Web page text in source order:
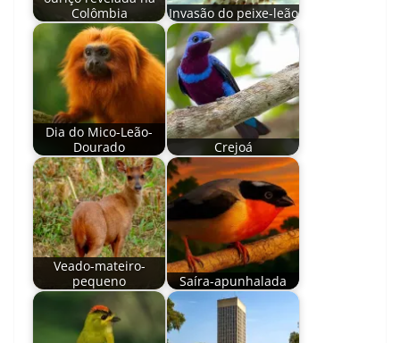
Colômbia
Invasão do peixe-leão
Dia do Mico-Leão-
Dourado
Crejoá
Veado-mateiro-
pequeno
Saíra-apunhalada